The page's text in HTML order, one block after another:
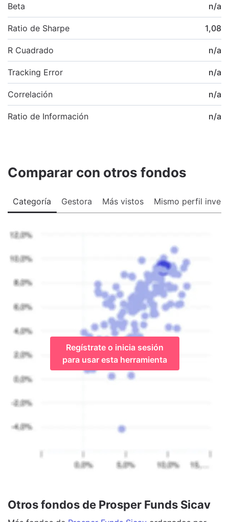
Beta n/a
Ratio de Sharpe 1,08
R Cuadrado n/a
Tracking Error n/a
Correlación n/a
Ratio de Información n/a
Comparar con otros fondos
Categoría Gestora Más vistos Mismo perfil
Regístrate o inicia sesión
para usar esta herramienta
Otros fondos de Prosper Funds Sicav